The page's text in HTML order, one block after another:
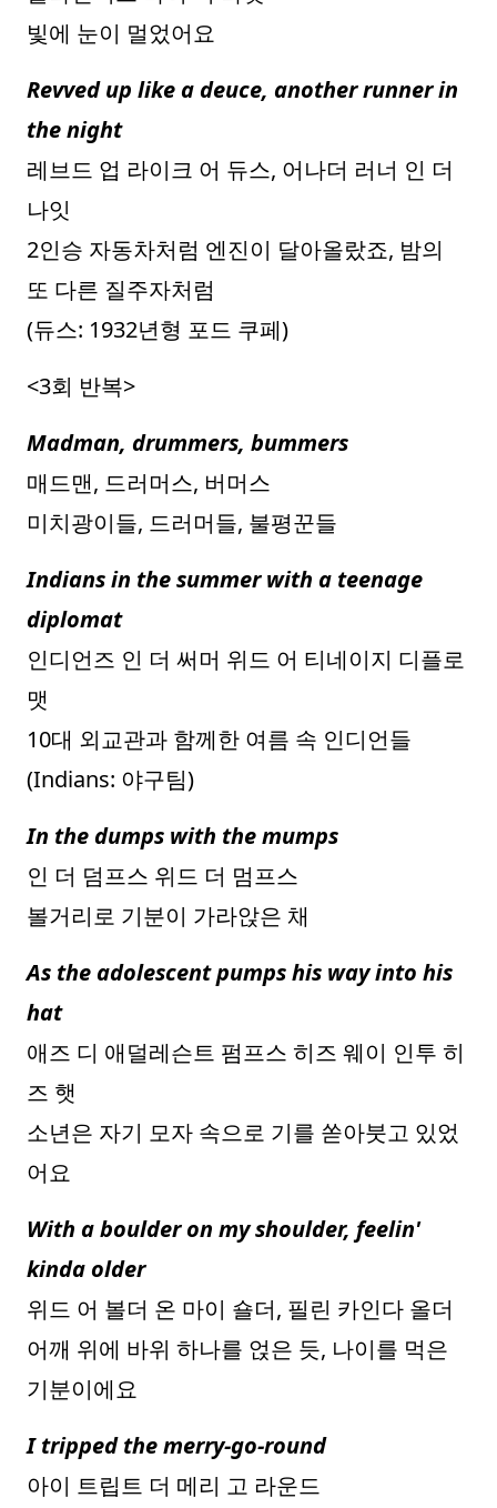
빛에 눈이 멀었어요
Revved up like a deuce, another runner in
the night
레브드 업 라이크 어 듀스, 어나더 러너 인 더
나잇
2인승 자동차처럼 엔진이 달아올랐죠, 밤의
또 다른 질주자처럼
(듀스: 1932년형 포드 쿠페)
<3회 반복>
Madman, drummers, bummers
매드맨, 드러머스, 버머스
미치광이들, 드러머들, 불평꾼들
Indians in the summer with a teenage
diplomat
인디언즈 인 더 써머 위드 어 티네이지 디플로
맷
10대 외교관과 함께한 여름 속 인디언들
(Indians: 야구팀)
In the dumps with the mumps
인 더 덤프스 위드 더 멈프스
볼거리로 기분이 가라앉은 채
As the adolescent pumps his way into his
hat
애즈 디 애덜레슨트 펌프스 히즈 웨이 인투 히
즈 햇
소년은 자기 모자 속으로 기를 쏟아붓고 있었
어요
With a boulder on my shoulder, feelin'
kinda older
위드 어 볼더 온 마이 숄더, 필린 카인다 올더
어깨 위에 바위 하나를 얹은 듯, 나이를 먹은
기분이에요
I tripped the merry-go-round
아이 트립트 더 메리 고 라운드